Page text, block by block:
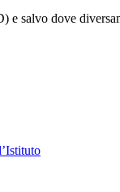
salvo dove